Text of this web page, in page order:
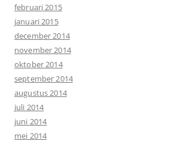
februari 2015
januari 2015
december 2014
november 2014
oktober 2014
september 2014
augustus 2014
juli 2014
juni 2014
mei 2014